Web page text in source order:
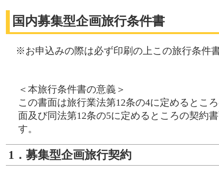
国内募集型企画旅行条件書
※お申込みの際は必ず印刷の上この旅行条件
＜本旅行条件書の意義＞
この書面は旅行業法第12条の4に定めるとこ
面及び同法第12条の5に定めるところの契約
す。
1．募集型企画旅行契約